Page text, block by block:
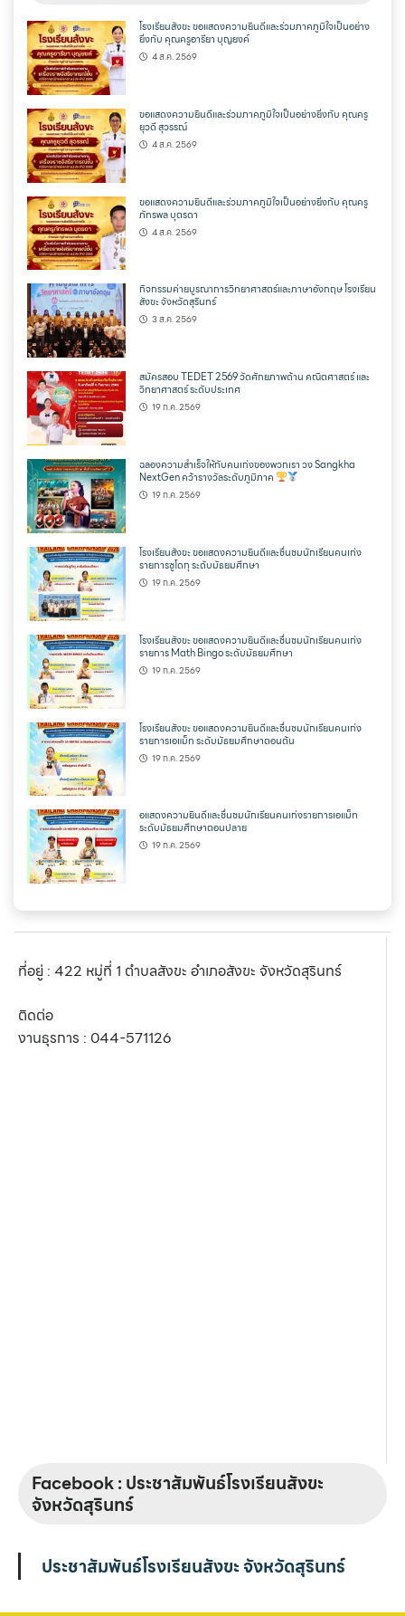
โรงเรียนสังขะ ขอแสดงความยินดีและร่วมภาคภูมิใจเป็นอย่าง
ยิ่งกับ คุณครูอารียา บุญยงค์
4 ส.ค. 2569
ขอแสดงความยินดีและร่วมภาคภูมิใจเป็นอย่างยิ่งกับ คุณครู
ยุวดี สุวรรณ์
4 ส.ค. 2569
ขอแสดงความยินดีและร่วมภาคภูมิใจเป็นอย่างยิ่งกับ คุณครู
ภัทรพล บุตรดา
4 ส.ค. 2569
กิจกรรมค่ายบูรณาการวิทยาศาสตร์และภาษาอังกฤษ โรงเรียน
สังขะ จังหวัดสุรินทร์
3 ส.ค. 2569
สมัครสอบ TEDET 2569 วัดศักยภาพด้าน คณิตศาสตร์ และ
วิทยาศาสตร์ ระดับประเทศ
19 ก.ค. 2569
ฉลองความสำเร็จให้กับคนเก่งของพวกเรา วง Sangkha
NextGen คว้ารางวัลระดับภูมิภาค
19 ก.ค. 2569
โรงเรียนสังขะ ขอแสดงความยินดีและชื่นชมนักเรียนคนเก่ง
รายการซูโดกุ ระดับมัธยมศึกษา
19 ก.ค. 2569
โรงเรียนสังขะ ขอแสดงความยินดีและชื่นชมนักเรียนคนเก่ง
รายการ Math Bingo ระดับมัธยมศึกษา
19 ก.ค. 2569
โรงเรียนสังขะ ขอแสดงความยินดีและชื่นชมนักเรียนคนเก่ง
รายการเอแม็ท ระดับมัธยมศึกษาตอนต้น
19 ก.ค. 2569
อแสดงความยินดีและชื่นชมนักเรียนคนเก่งรายการเอแม็ท
ระดับมัธยมศึกษาตอนปลาย
19 ก.ค. 2569
ที่อยู่ : 422 หมู่ที่ 1 ตำบลสังขะ อำเภอสังขะ จังหวัดสุรินทร์
ติดต่อ
งานธุรการ : 044-571126
Facebook : ประชาสัมพันธ์โรงเรียนสังขะ
จังหวัดสุรินทร์
ประชาสัมพันธ์โรงเรียนสังขะ จังหวัดสุรินทร์